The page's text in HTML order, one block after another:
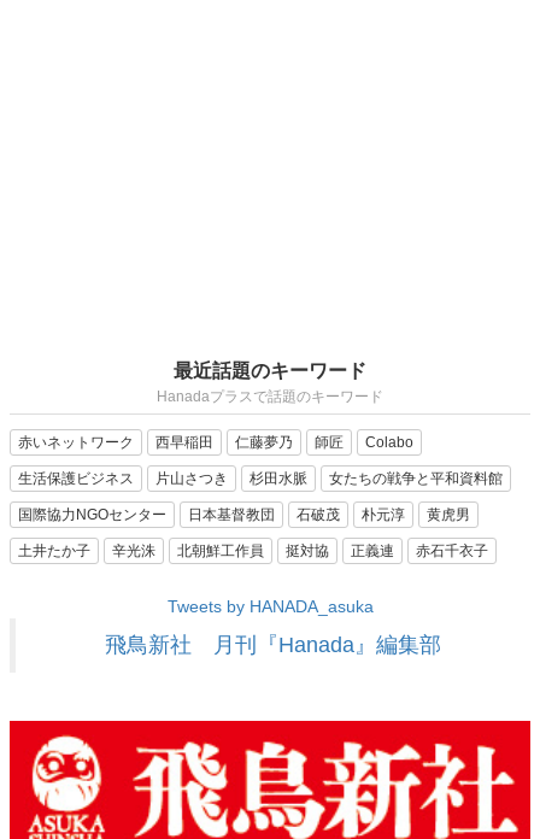
最近話題のキーワード
Hanadaプラスで話題のキーワード
赤いネットワーク 西早稲田 仁藤夢乃 師匠 Colabo
生活保護ビジネス 片山さつき 杉田水脈 女たちの戦争と平和資料館
国際協力NGOセンター 日本基督教団 石破茂 朴元淳 黄虎男
土井たか子 辛光洙 北朝鮮工作員 挺対協 正義連 赤石千衣子
Tweets by HANADA_asuka
飛鳥新社 月刊『Hanada』編集部